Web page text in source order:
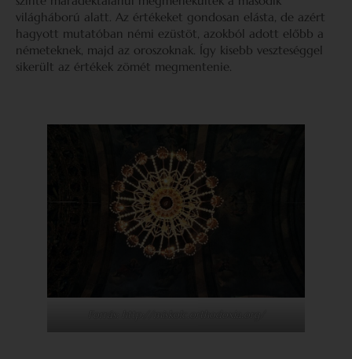
világháború alatt. Az értékeket gondosan elásta, de azért
hagyott mutatóban némi ezüstöt, azokból adott előbb a
németeknek, majd az oroszoknak. Így kisebb veszteséggel
sikerült az értékek zömét megmentenie.